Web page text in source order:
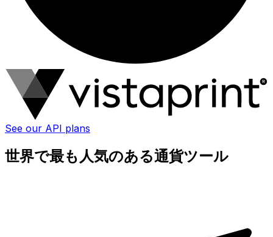
See our API plans
世界で最も人気のある通貨ツール